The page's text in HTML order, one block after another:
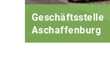
Geschäftsstelle
Aschaffenburg